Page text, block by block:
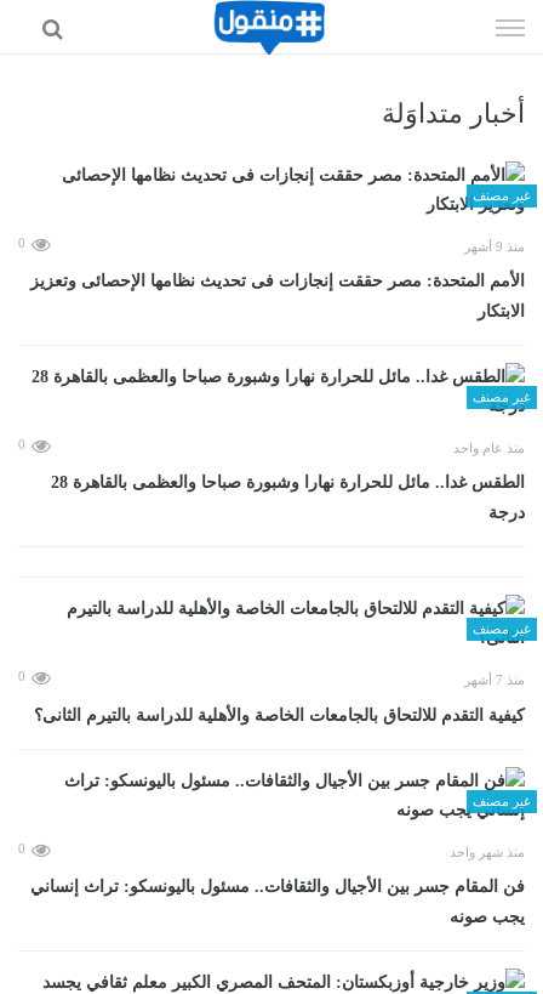
الى
أخبار متداوَلة
غير مصنف
منذ 9 أشهر 0
الأمم المتحدة: مصر حققت إنجازات فى تحديث نظامها الإحصائى وتعزيز
الابتكار
غير مصنف
منذ عام واحد 0
الطقس غدا.. مائل للحرارة نهارا وشبورة صباحا والعظمى بالقاهرة 28
درجة
غير مصنف
منذ 7 أشهر 0
كيفية التقدم للالتحاق بالجامعات الخاصة والأهلية للدراسة بالتيرم الثانى؟
غير مصنف
منذ شهر واحد 0
فن المقام جسر بين الأجيال والثقافات.. مسئول باليونسكو: تراث إنساني
يجب صونه